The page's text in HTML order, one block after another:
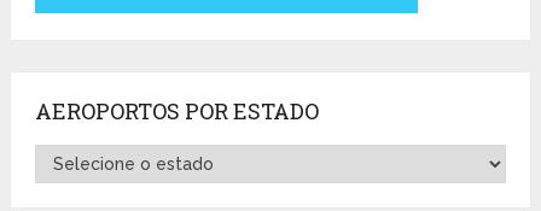
AEROPORTOS POR ESTADO
Aeroportos
por